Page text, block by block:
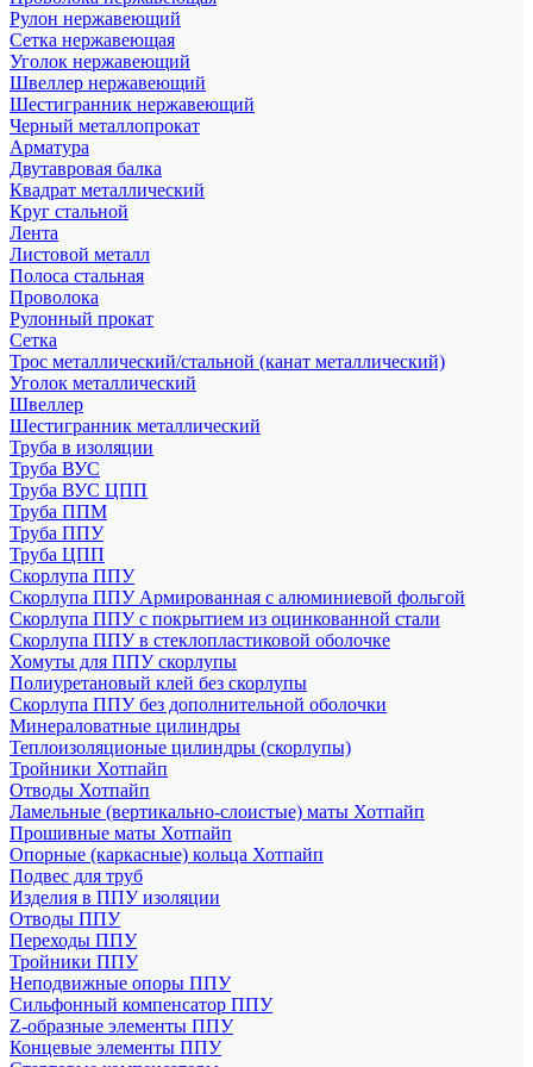
Рулон нержавеющий
Сетка нержавеющая
Уголок нержавеющий
Швеллер нержавеющий
Шестигранник нержавеющий
Черный металлопрокат
Арматура
Двутавровая балка
Квадрат металлический
Круг стальной
Лента
Листовой металл
Полоса стальная
Проволока
Рулонный прокат
Сетка
Трос металлический/стальной (канат металлический)
Уголок металлический
Швеллер
Шестигранник металлический
Труба в изоляции
Труба ВУС
Труба ВУС ЦПП
Труба ППМ
Труба ППУ
Труба ЦПП
Скорлупа ППУ
Скорлупа ППУ Армированная с алюминиевой фольгой
Скорлупа ППУ с покрытием из оцинкованной стали
Скорлупа ППУ в стеклопластиковой оболочке
Хомуты для ППУ скорлупы
Полиуретановый клей без скорлупы
Скорлупа ППУ без дополнительной оболочки
Минераловатные цилиндры
Теплоизоляционые цилиндры (скорлупы)
Тройники Хотпайп
Отводы Хотпайп
Ламельные (вертикально-слоистые) маты Хотпайп
Прошивные маты Хотпайп
Опорные (каркасные) кольца Хотпайп
Подвес для труб
Изделия в ППУ изоляции
Отводы ППУ
Переходы ППУ
Тройники ППУ
Неподвижные опоры ППУ
Cильфонный компенсатор ППУ
Z-образные элементы ППУ
Концевые элементы ППУ